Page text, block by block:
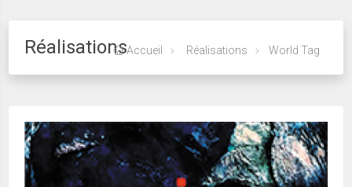
RéalisationsAccueil Réalisations World Tag